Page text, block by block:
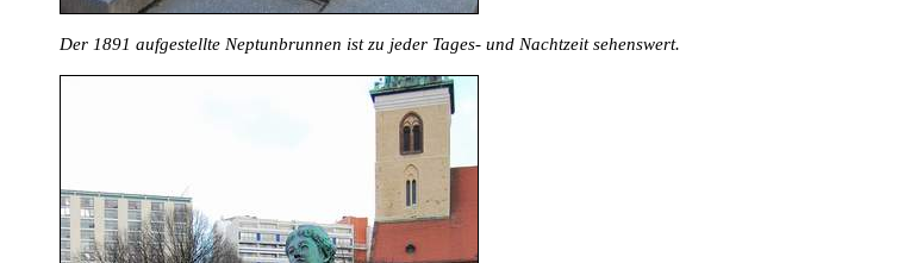
Der 1891 aufgestellte Neptunbrunnen ist zu jeder Tages- und Nachtzeit sehenswert.